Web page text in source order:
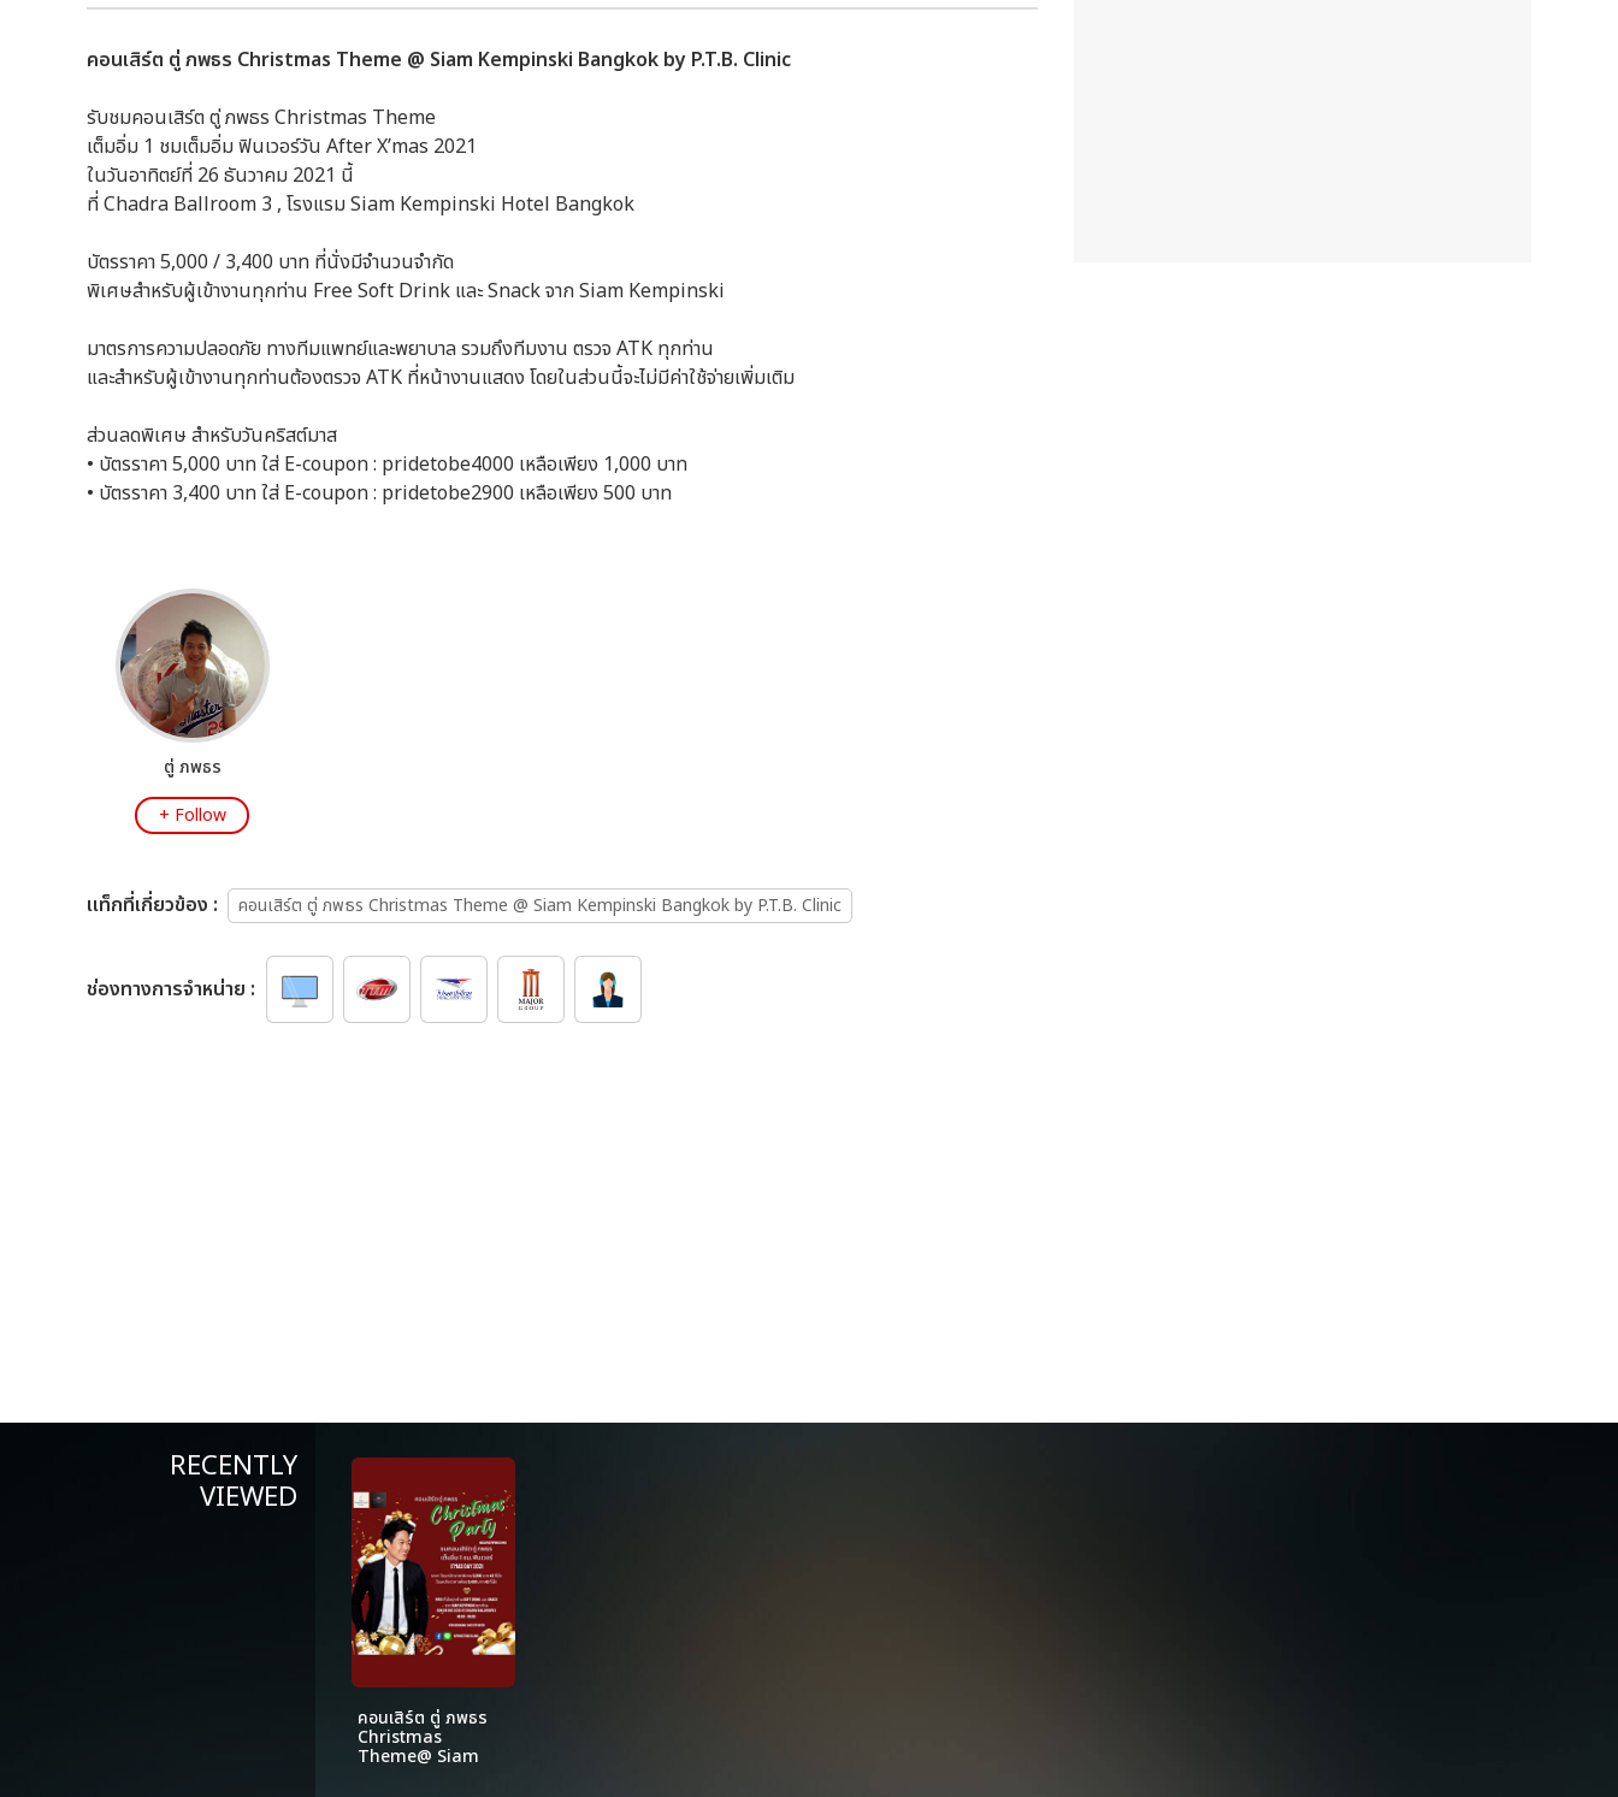
คอนเสิร์ต ตู่ ภพธร Christmas Theme @ Siam Kempinski Bangkok by P.T.B. Clinic
รับชมคอนเสิร์ต ตู่ ภพธร Christmas Theme
เต็มอิ่ม 1 ชมเต็มอิ่ม ฟินเวอร์วัน After X’mas 2021
ในวันอาทิตย์ที่ 26 ธันวาคม 2021 นี้
ที่ Chadra Ballroom 3 , โรงแรม Siam Kempinski Hotel Bangkok
บัตรราคา 5,000 / 3,400 บาท ที่นั่งมีจำนวนจำกัด
พิเศษสำหรับผู้เข้างานทุกท่าน Free Soft Drink และ Snack จาก Siam Kempinski
มาตรการความปลอดภัย ทางทีมแพทย์และพยาบาล รวมถึงทีมงาน ตรวจ ATK ทุกท่าน
และสำหรับผู้เข้างานทุกท่านต้องตรวจ ATK ที่หน้างานแสดง โดยในส่วนนี้จะไม่มีค่าใช้จ่ายเพิ่มเติม
ส่วนลดพิเศษ สำหรับวันคริสต์มาส
• บัตรราคา 5,000 บาท ใส่ E-coupon : pridetobe4000 เหลือเพียง 1,000 บาท
• บัตรราคา 3,400 บาท ใส่ E-coupon : pridetobe2900 เหลือเพียง 500 บาท
ตู่ ภพธร
+ Follow
เเท็กที่เกี่ยวข้อง : คอนเสิร์ต ตู่ ภพธร Christmas Theme @ Siam Kempinski Bangkok by P.T.B. Clinic
ช่องทางการจำหน่าย :
RECENTLY
VIEWED
คอนเสิร์ต ตู่ ภพธร
Christmas
Theme@ Siam